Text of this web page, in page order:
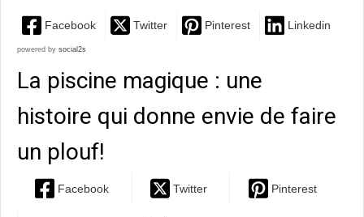
Facebook Twitter Pinterest Linkedin
powered by social2s
La piscine magique : une
histoire qui donne envie de faire
un plouf!
Facebook Twitter Pinterest